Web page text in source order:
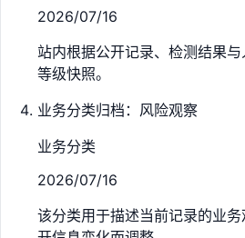
2026/07/16
站内根据公开记录、检测结果
等级快照。
业务分类归档：风险观察
业务分类
2026/07/16
该分类用于描述当前记录的业